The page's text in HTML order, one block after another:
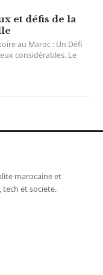
et défis de la
au Maroc : Un Défi
considérables. Le
marocaine et
et societe.